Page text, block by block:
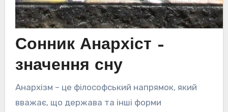
Сонник Анархіст –
значення сну
Анархізм – це філософський напрямок, який
вважає, що держава та інші форми